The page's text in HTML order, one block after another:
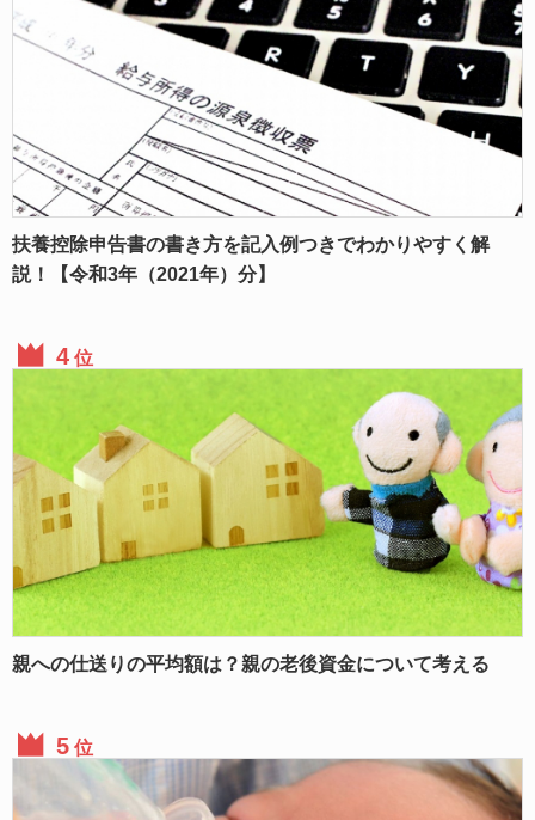
扶養控除申告書の書き方を記入例つきでわかりやすく解
説！【令和3年（2021年）分】
位
親への仕送りの平均額は？親の老後資金について考える
位